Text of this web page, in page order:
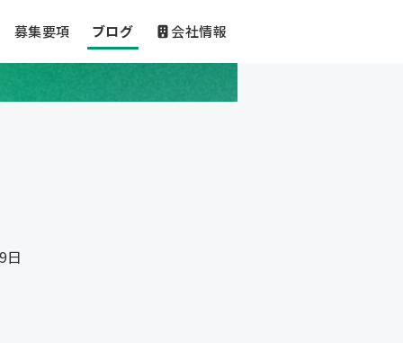
募集要項 ブログ 会社情報
日